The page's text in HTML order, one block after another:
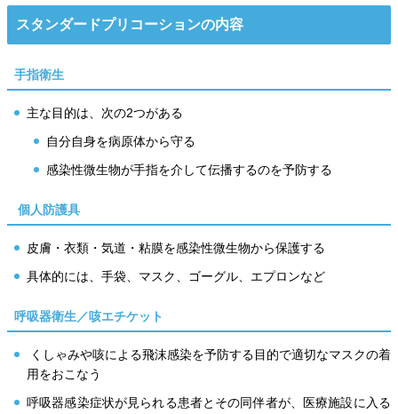
スタンダードプリコーションの内容
手指衛生
主な目的は、次の2つがある
自分自身を病原体から守る
感染性微生物が手指を介して伝播するのを予防する
個人防護具
皮膚・衣類・気道・粘膜を感染性微生物から保護する
具体的には、手袋、マスク、ゴーグル、エプロンなど
呼吸器衛生／咳エチケット
くしゃみや咳による飛沫感染を予防する目的で適切なマスクの着
用をおこなう
呼吸器感染症状が見られる患者とその同伴者が、医療施設に入る